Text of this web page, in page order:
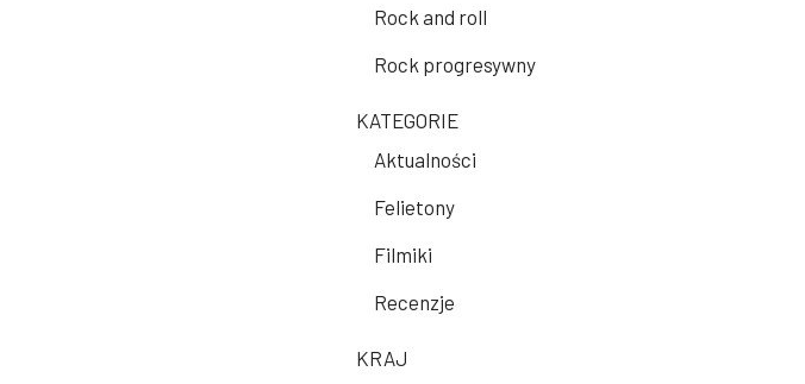
Rock and roll
Rock progresywny
KATEGORIE
Aktualności
Felietony
Filmiki
Recenzje
KRAJ